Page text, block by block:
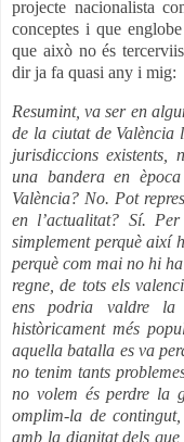
projecte nacionalista
conceptes i que
que això no és
dir ja fa quasi any i mig:
Resumint, va ser en
de la ciutat de València
jurisdiccions
una bandera en
València? No. Pot
en l’actualitat? Sí.
simplement perquè així
perquè com mai no hi
regne, de tots els
ens podria valdre la
històricament més
aquella batalla es va
no tenim tants
no volem és perdre la
omplim-la de
amb la dignitat dels